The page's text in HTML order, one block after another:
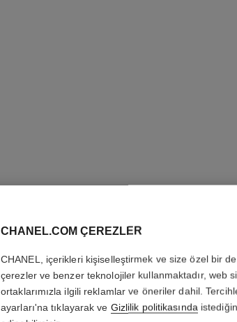
CHANEL.COM ÇEREZLER
CHANEL, içerikleri kişiselleştirmek ve size özel bir
çerezler ve benzer teknolojiler kullanmaktadır, web
ortaklarımızla ilgili reklamlar ve öneriler dahil.
ayarları'na tıklayarak ve Gizlilik politikasında